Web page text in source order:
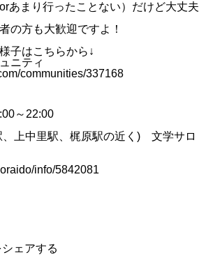
あまり行ったことない）だけど大丈夫
の方も大歓迎ですよ！
子はこちらから↓
ニティ
communities/337168
～22:00
、上中里駅、梶原駅の近く) 文学サロ
info/5842081
ェアする